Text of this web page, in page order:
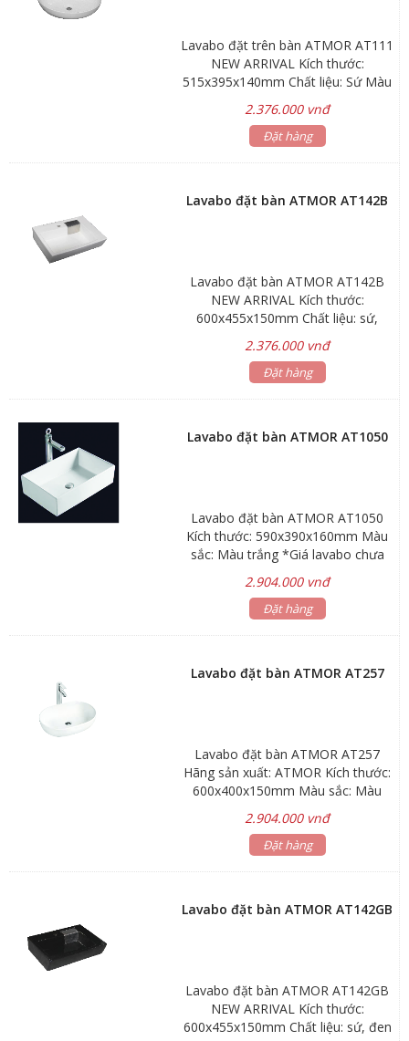
Lavabo đặt trên bàn ATMOR AT111
NEW ARRIVAL Kích thước:
515x395x140mm Chất liệu: Sứ Màu
sắc: Màu trắng Giá lavabo chưa bao
gồm vòi nước và bộ xả Bảo hành:
Men sứ 3 năm, phụ kiện 1 năm
2.376.000 vnđ
Đặt hàng
Lavabo đặt bàn ATMOR AT142B
Lavabo đặt bàn ATMOR AT142B
NEW ARRIVAL Kích thước:
600x455x150mm Chất liệu: sứ,
trắng Bảo hành: Men sứ 3 năm,
phụ kiện 1 năm Hãng sản xuất:
ATMOR
2.376.000 vnđ
Đặt hàng
Lavabo đặt bàn ATMOR AT1050
Lavabo đặt bàn ATMOR AT1050
Kích thước: 590x390x160mm Màu
sắc: Màu trắng *Giá lavabo chưa
bao gồm vòi nước và bộ xả Bảo
hành: Men sứ 3 năm, phụ kiện 1
năm Hãng sản xuất: ATMOR
2.904.000 vnđ
Đặt hàng
Lavabo đặt bàn ATMOR AT257
Lavabo đặt bàn ATMOR AT257
Hãng sản xuất: ATMOR Kích thước:
600x400x150mm Màu sắc: Màu
trắng *Giá lavabo chưa bao gồm
vòi nước và bộ xả Bảo hành: Men
sứ 3 năm, phụ kiện 1 năm Hãng sản
2.904.000 vnđ
Đặt hàng
Lavabo đặt bàn ATMOR AT142GB
Lavabo đặt bàn ATMOR AT142GB
NEW ARRIVAL Kích thước:
600x455x150mm Chất liệu: sứ, đen